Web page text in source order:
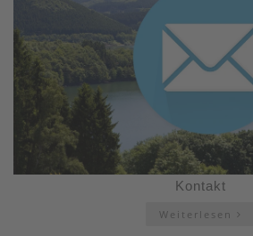
Kontakt
Weiterlesen